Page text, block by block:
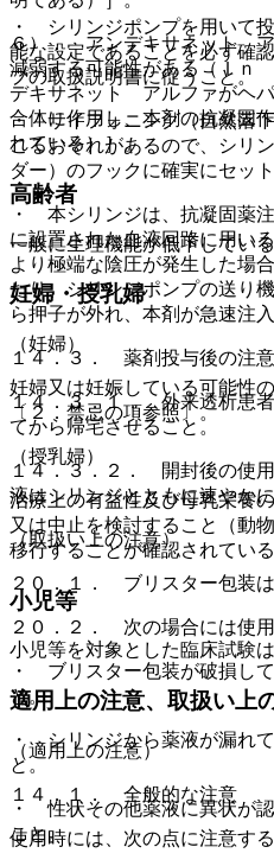
・ シリンジポンプを用いて
能な設定であることを必ず確
プの取扱説明書に従うこと。
・ サイフォニング（自然落
こるおそれがあるので、シリ
ダー）のフックに確実にセット
・ 本シリンジは、抗凝固薬
に設置された血液回路に用い
より極端な陰圧が発生した場
たり、シリンジポンプの送り
ら押子が外れ、本剤が急速注
１４．３． 薬剤投与後の注意
１４．３．１． 外来透析患
てから帰宅させること。
１４．３．２． 開封後の使
液はシリンジとともに速やか
（取扱い上の注意）
２０．１． ブリスター包装
２０．２． 次の場合には使用
・ ブリスター包装が破損し
と。
・ シリンジから薬液が漏れ
と。
・ 性状その他薬液に異状が
こと。
６）． アンデキサネット ア
減弱する可能性がある（Ｉｎ
デキサネット アルファがヘ
合体に作用し、本剤の抗凝固
れている）］。
高齢者
一般に生理機能が低下してい
妊婦・授乳婦
（妊婦）
妊婦又は妊娠している可能性
〔２．禁忌の項参照〕。
（授乳婦）
治療上の有益性及び母乳栄養
又は中止を検討すること（動
移行することが確認されている
小児等
小児等を対象とした臨床試験
適用上の注意、取扱い上
（適用上の注意）
１４．１． 全般的な注意
使用時には、次の点に注意する